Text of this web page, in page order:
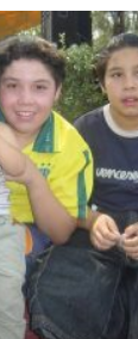
es
eigentlich
…